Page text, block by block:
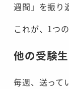
週間」を振り
これが、1つ
他の受験
毎週、送って